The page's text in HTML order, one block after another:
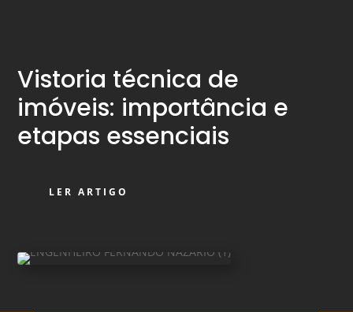
Vistoria técnica de
imóveis: importância e
etapas essenciais
LER ARTIGO